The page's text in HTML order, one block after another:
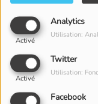
Analytics
Activé
Utilisation:
Twitter
Activé
Utilisation:
Facebook